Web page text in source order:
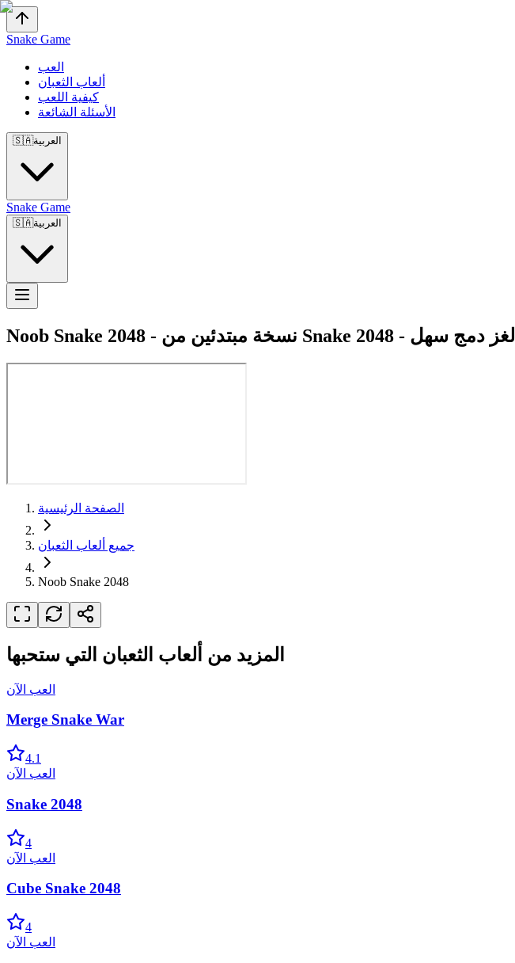
Snake Game
العب
ألعاب الثعبان
كيفية اللعب
الأسئلة الشائعة
🇸🇦العربية
Snake Game
🇸🇦العربية
Noob Snake 2048 - نسخة مبتدئين من Snake 2048 - لغز دمج سهل
الصفحة الرئيسية
جميع ألعاب الثعبان
Noob Snake 2048
المزيد من ألعاب الثعبان التي ستحبها
العب الآن
Merge Snake War
4.1
العب الآن
Snake 2048
4
العب الآن
Cube Snake 2048
4
العب الآن